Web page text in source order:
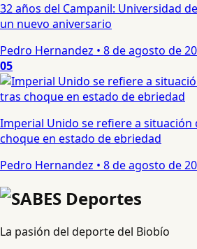
32 años del Campanil: Universidad
un nuevo aniversario
Pedro Hernandez • 8 de agosto de
05
Imperial Unido se refiere a situación
choque en estado de ebriedad
Pedro Hernandez • 8 de agosto de
La pasión del deporte del Biobío